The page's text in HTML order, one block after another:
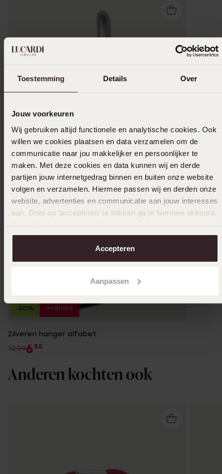
Toestemming Details Over
Jouw voorkeuren
Wij gebruiken altijd functionele en analytische cookies. Ook
willen we cookies plaatsen en data verzamelen om de
communicatie naar jou makkelijker en persoonlijker te
maken. Met deze cookies en data kunnen wij en derde
partijen jouw internetgedrag binnen en buiten onze website
volgen en verzamelen. Hiermee passen wij en derden onze
website, advertenties en communicatie aan jouw interesses
aan. Door op ‘accepteren’ te klikken ga je hiermee akkoord.
over in onscookiebeleid.
Accepteren
Aanpassen
Zilveren hanger alfabet
12.996 50
-50% 1+1 gratis
Anderen kochten ook